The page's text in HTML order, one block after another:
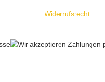
Widerrufsrecht